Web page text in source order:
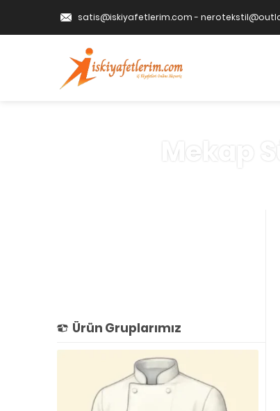
satis@iskiyafetlerim.com-
Mekap
Ürün Gruplarımız